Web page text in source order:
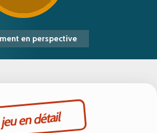
en perspective
en détail